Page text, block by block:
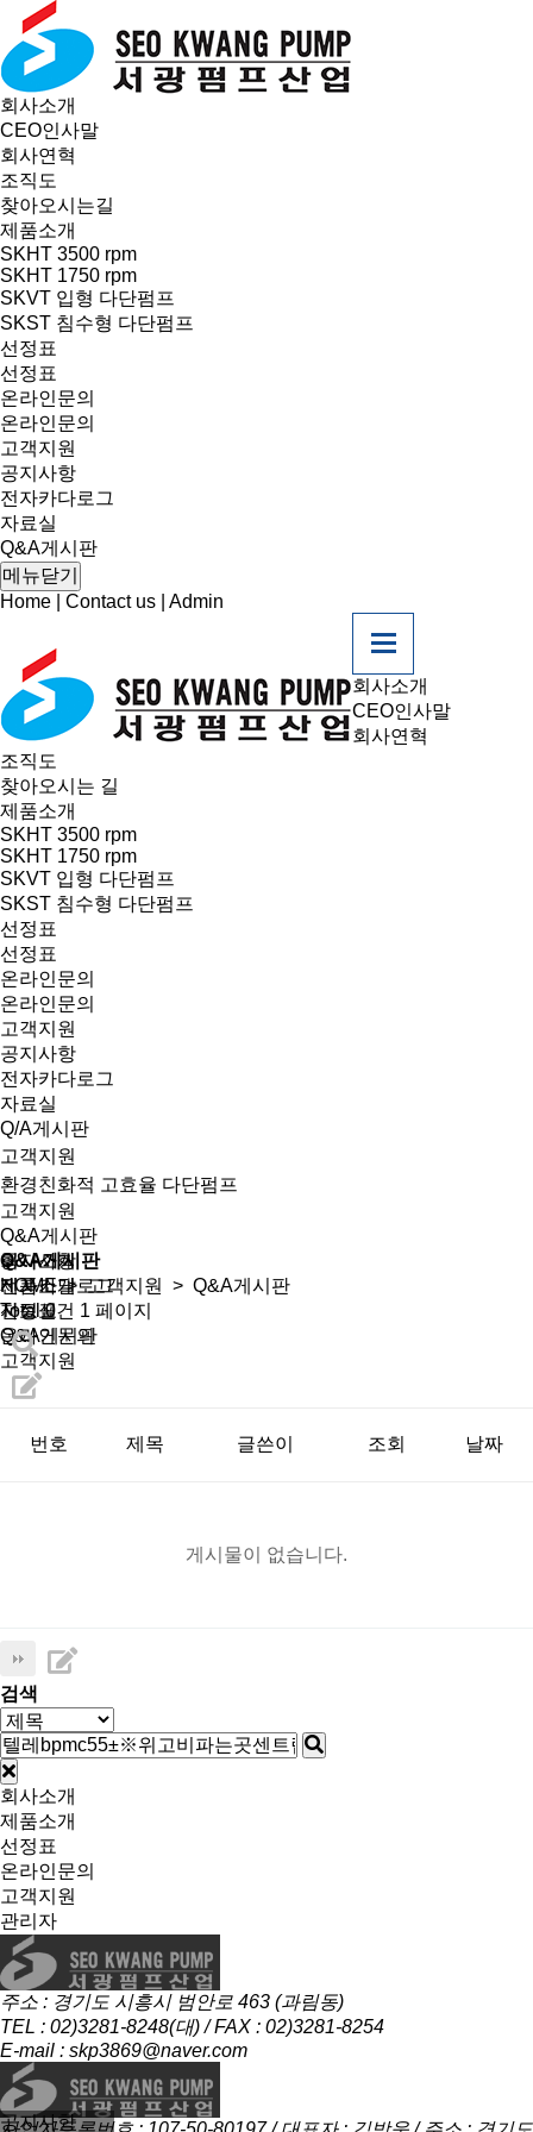
회사소개
CEO인사말
회사연혁
조직도
찾아오시는길
제품소개
SKHT 3500 rpm
SKHT 1750 rpm
SKVT 입형 다단펌프
SKST 침수형 다단펌프
선정표
선정표
온라인문의
온라인문의
고객지원
공지사항
전자카다로그
자료실
Q&A게시판
메뉴닫기
Home
Contact us Admin
회사소개
CEO인사말
회사연혁
조직도
찾아오시는 길
제품소개
SKHT 3500 rpm
SKHT 1750 rpm
SKVT 입형 다단펌프
SKST 침수형 다단펌프
선정표
선정표
온라인문의
온라인문의
고객지원
공지사항
전자카다로그
자료실
Q/A게시판
고객지원
환경친화적 고효율 다단펌프
공지사항
고객지원
Q&A게시판
회사소개
제품소개
선정표
온라인문의
고객지원
공지사항
전자카달로그
자료실
Q&A게시판
Q&A게시판
HOME>고객지원
> Q&A게시판
Total 0건 1 페이지
번호 제목 글쓴이 조회 날짜
게시물이 없습니다.
검색
회사소개
제품소개
선정표
온라인문의
고객지원
관리자
주소 : 경기도 시흥시 범안로 463 (과림동)
TEL : 02)3281-8248(대) / FAX : 02)3281-8254
E-mail : skp3869@naver.com